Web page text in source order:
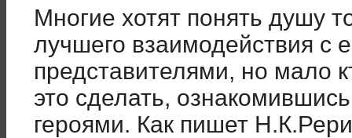
Многие хотят понять душу
лучшего взаимодействия с
представителями, но мало
это сделать,
героями. Как пишет